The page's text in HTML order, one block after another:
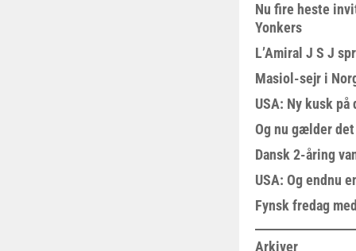
Nu fire heste
Yonkers
L’Amiral J S J
Masiol-sejr i
USA: Ny kusk på
Og nu gælder
Dansk 2-åring
USA: Og endnu
Fynsk fredag
Arkiver